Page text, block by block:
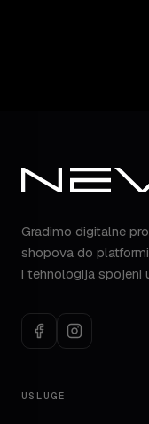
Gradimo digitalne
shopova do
i tehnologija spojeni
USLUGE